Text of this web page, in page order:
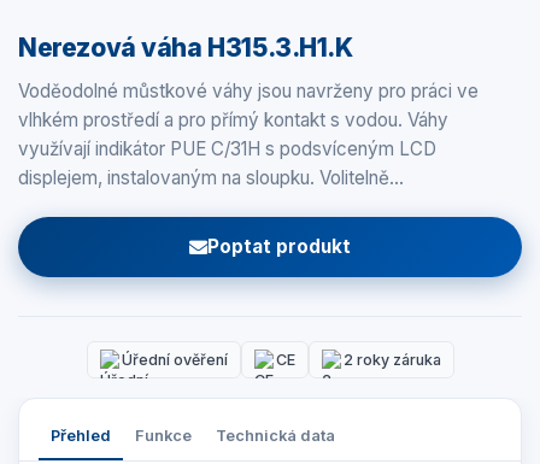
Nerezová váha H315.3.H1.K
Voděodolné můstkové váhy jsou navrženy pro práci ve
vlhkém prostředí a pro přímý kontakt s vodou. Váhy
využívají indikátor PUE C/31H s podsvíceným LCD
displejem, instalovaným na sloupku. Volitelně…
Poptat produkt
Úřední ověření CE 2 roky záruka
Přehled Funkce Technická data